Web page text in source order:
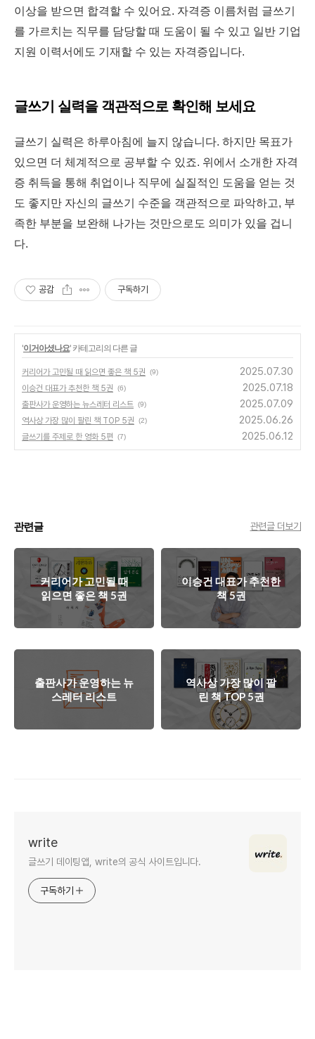
이상을 받으면 합격할 수 있어요. 자격증 이름처럼 글쓰기
를 가르치는 직무를 담당할 때 도움이 될 수 있고 일반 기업
지원 이력서에도 기재할 수 있는 자격증입니다.
글쓰기 실력을 객관적으로 확인해 보세요
글쓰기 실력은 하루아침에 늘지 않습니다. 하지만 목표가
있으면 더 체계적으로 공부할 수 있죠. 위에서 소개한 자격
증 취득을 통해 취업이나 직무에 실질적인 도움을 얻는 것
도 좋지만 자신의 글쓰기 수준을 객관적으로 파악하고, 부
족한 부분을 보완해 나가는 것만으로도 의미가 있을 겁니
다.
공감 구독하기
'이거아셨나요' 카테고리의 다른 글
커리어가 고민될 때 읽으면 좋은 책 5권 (9) 2025.07.30
이승건 대표가 추천한 책 5권 (6) 2025.07.18
출판사가 운영하는 뉴스레터 리스트 (9) 2025.07.09
역사상 가장 많이 팔린 책 TOP 5권 (2) 2025.06.26
글쓰기를 주제로 한 영화 5편 (7) 2025.06.12
관련글 관련글 더보기
커리어가 고민될 때
읽으면 좋은 책 5권
이승건 대표가 추천한
책 5권
출판사가 운영하는 뉴
스레터 리스트
역사상 가장 많이 팔
린 책 TOP 5권
write
글쓰기 데이팅앱, write의 공식 사이트입니다.
구독하기